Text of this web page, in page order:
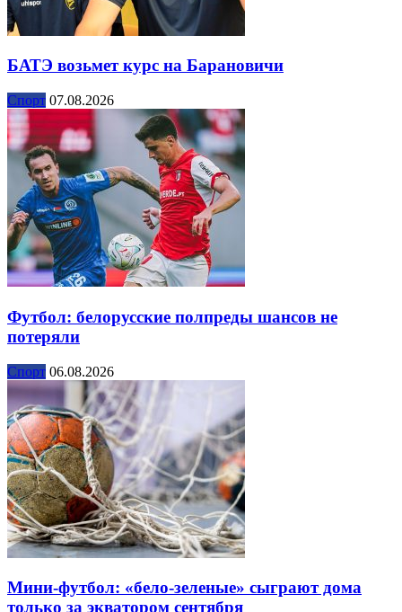
БАТЭ возьмет курс на Барановичи
Спорт 07.08.2026
Футбол: белорусские полпреды шансов не
потеряли
Спорт 06.08.2026
Мини-футбол: «бело-зеленые» сыграют дома
только за экватором сентября